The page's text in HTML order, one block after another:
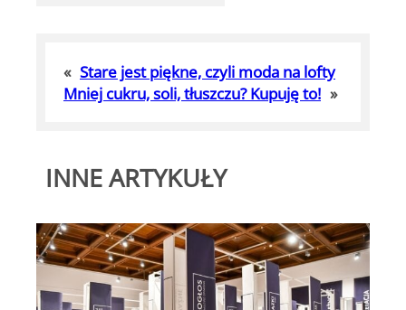
« Stare jest piękne, czyli moda na lofty
Mniej cukru, soli, tłuszczu? Kupuję to! »
INNE ARTYKUŁY